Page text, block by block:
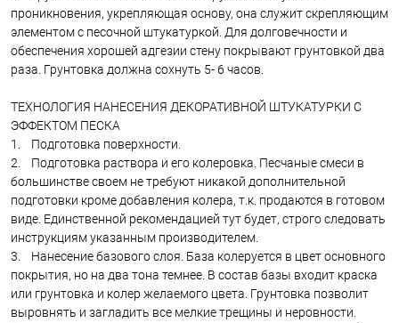
проникновения, укрепляющая основу, она служит скрепляющим
элементом с песочной штукатуркой. Для долговечности и
обеспечения хорошей адгезии стену покрывают грунтовкой два
раза. Грунтовка должна сохнуть 5- 6 часов.
ТЕХНОЛОГИЯ НАНЕСЕНИЯ ДЕКОРАТИВНОЙ ШТУКАТУРКИ С
ЭФФЕКТОМ ПЕСКА
1. Подготовка поверхности.
2. Подготовка раствора и его колеровка. Песчаные смеси в
большинстве своем не требуют никакой дополнительной
подготовки кроме добавления колера, т.к. продаются в готовом
виде. Единственной рекомендацией тут будет, строго следовать
инструкциям указанным производителем.
3. Нанесение базового слоя. База колеруется в цвет основного
покрытия, но на два тона темнее. В состав базы входит краска
или грунтовка и колер желаемого цвета. Грунтовка позволит
выровнять и загладить все мелкие трещины и неровности.